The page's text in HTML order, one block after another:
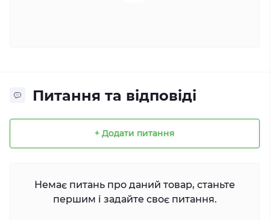
Питання та відповіді
+ Додати питання
Немає питань про даний товар, станьте
першим і задайте своє питання.